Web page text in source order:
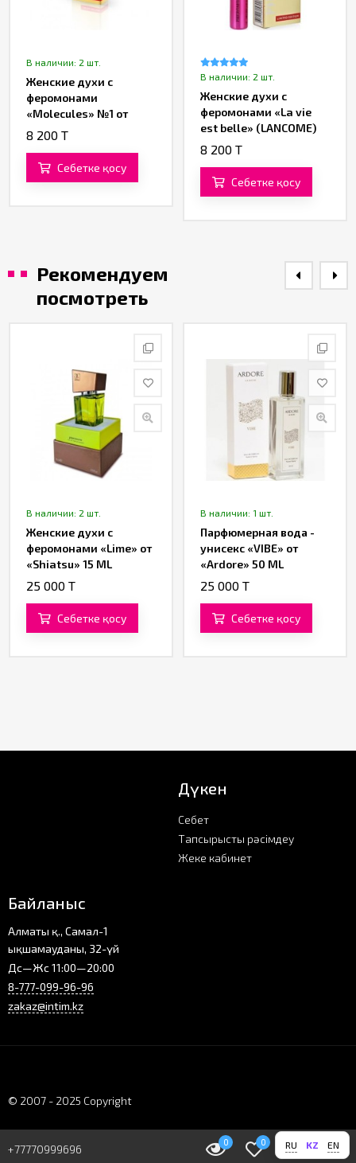
В наличии: 2 шт.
Женские духи с
феромонами
«Molecules» №1 от
«SexyLife Wild Musk»
8 200 T
Себетке қосу
В наличии: 2 шт.
Женские духи с
феромонами «La vie
est belle» (LANCOME)
№2 от «SexyLife Wild
8 200 T
Себетке қосу
Рекомендуем
посмотреть
В наличии: 2 шт.
Женские духи с
феромонами «Lime» от
«Shiatsu» 15 ML
25 000 T
Себетке қосу
В наличии: 1 шт.
Парфюмерная вода -
унисекс «VIBE» от
«Ardore» 50 ML
25 000 T
Себетке қосу
RU KZ EN
Дүкен
Себет
Тапсырысты рәсімдеу
Жеке кабинет
Байланыс
Алматы қ., Самал-1
ықшамауданы, 32-үй
Дс—Жс 11:00—20:00
8-777-099-96-96
zakaz@intim.kz
© 2007 - 2025 Copyright
0 0 0 0
+77770999696